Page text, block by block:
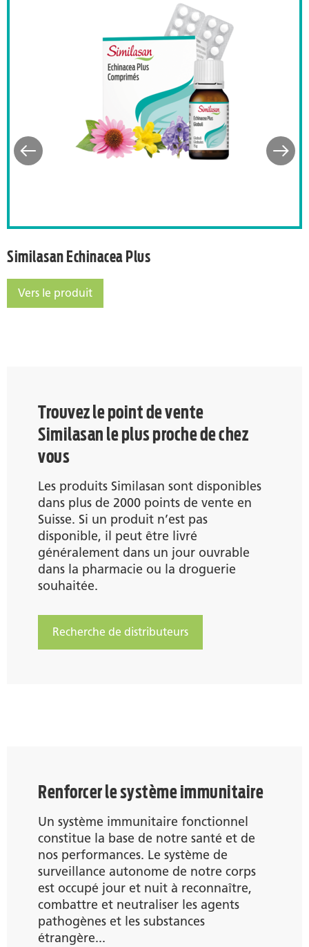
Similasan Echinacea Plus
Similasan Echinacea Plus
Similasan Echinacea Plus
Vers le produit
Trouvez le point de vente
Similasan le plus proche de chez
vous
Les produits Similasan sont disponibles
dans plus de 2000 points de vente en
Suisse. Si un produit n’est pas
disponible, il peut être livré
généralement dans un jour ouvrable
dans la pharmacie ou la droguerie
souhaitée.
Recherche de distributeurs
Renforcer le système immunitaire
Un système immunitaire fonctionnel
constitue la base de notre santé et de
nos performances. Le système de
surveillance autonome de notre corps
est occupé jour et nuit à reconnaître,
combattre et neutraliser les agents
pathogènes et les substances
étrangère...